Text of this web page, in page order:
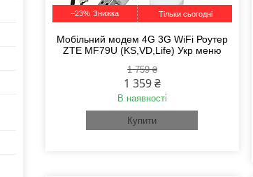
–23% Тільки сьогодні
Мобільний модем 4G 3G WiFi Роутер
ZTE MF79U (KS,VD,Life) Укр меню
1 759 ₴
1 359 ₴
В наявності
Купити